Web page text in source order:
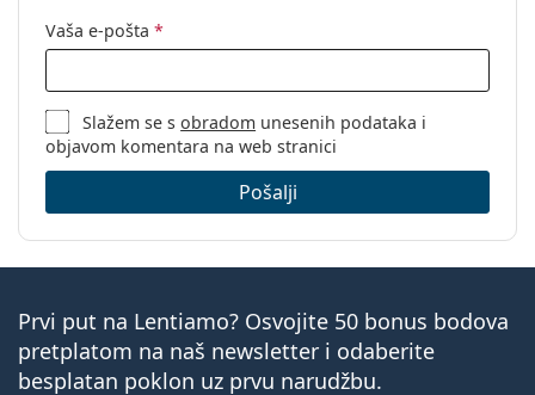
Vaša e-pošta *
Slažem se sobradom unesenih podataka i
objavom komentara na web stranici
Pošalji
Prvi put na Lentiamo? Osvojite 50 bonus bodova
pretplatom na naš newsletter i odaberite
besplatan poklon uz prvu narudžbu.